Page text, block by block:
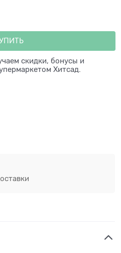
скидки, бонусы и
Хитсад.